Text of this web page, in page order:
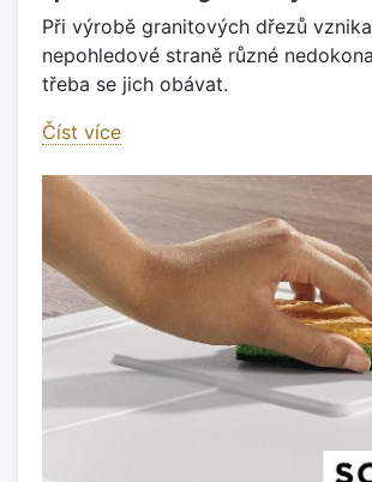
Při výrobě granitových dřezů
nepohledové straně různé
třeba se jich obávat.
Číst více